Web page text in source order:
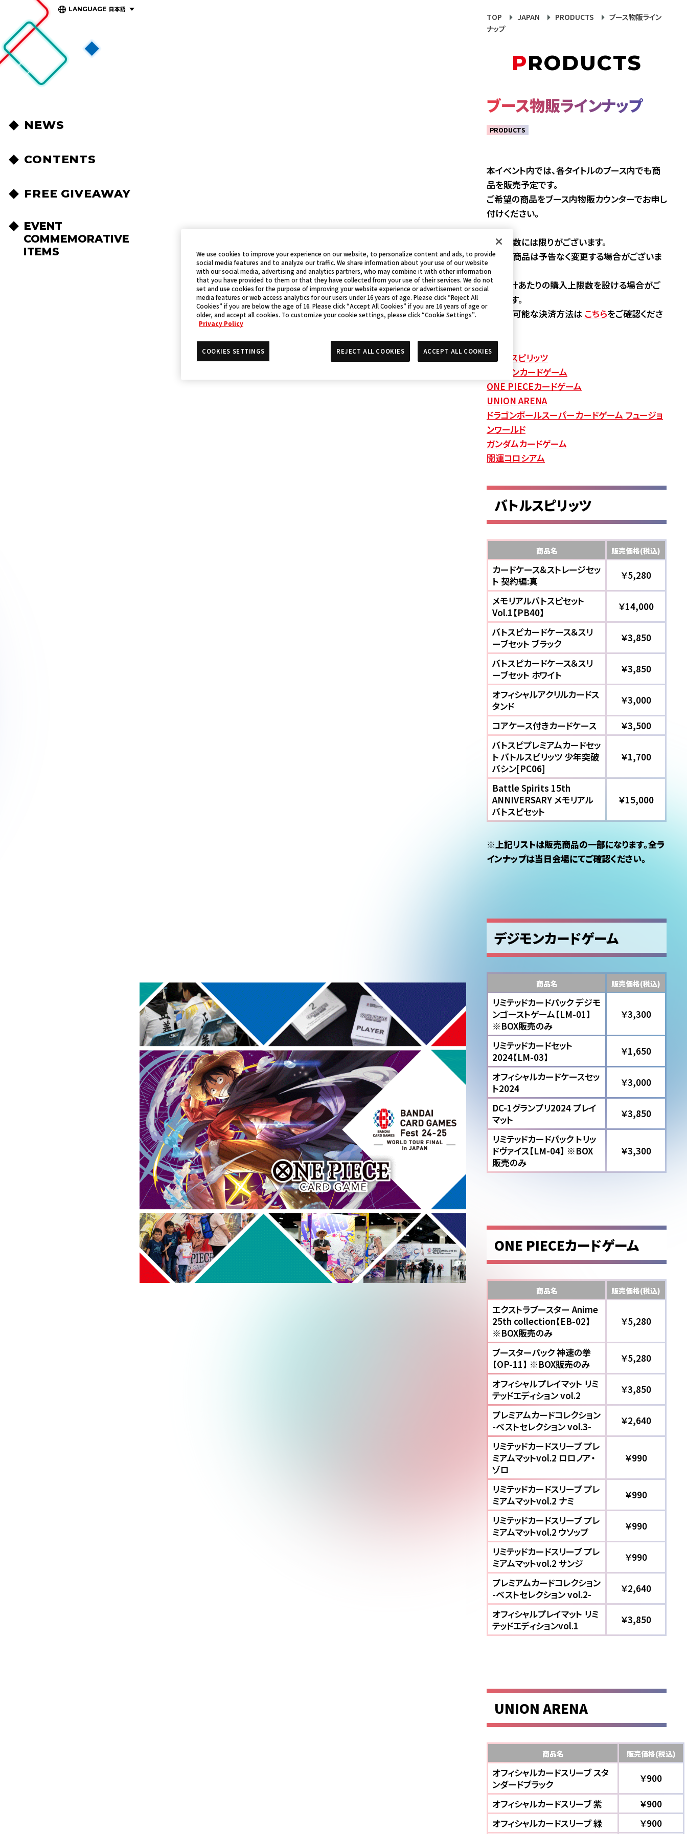
LANGUAGE 日本語
NEWS
CONTENTS
FREE GIVEAWAY
EVENT
COMMEMORATIVE
ITEMS
TOP JAPAN PRODUCTS
ブース物販ライン
ナップ
PRODUCTS
ブース物販ラインナップ
PRODUCTS
本イベント内では、各タイトルのブース内でも商
品を販売予定です。
ご希望の商品をブース内物販カウンターでお申し
付けください。
※準備数には限りがございます。
※販売商品は予告なく変更する場合がございま
す。
※1会計あたりの購入上限数を設ける場合がご
ざいます。
※使用可能な決済方法は こちらをご確認くださ
バトルスピリッツ
デジモンカードゲーム
ONE PIECEカードゲーム
UNION ARENA
ドラゴンボールスーパーカードゲーム フュージョ
ンワールド
ガンダムカードゲーム
開運コロシアム
バトルスピリッツ
商品名 販売価格(税込)
カードケース＆ストレージセッ
ト 契約編:真
￥5,280
メモリアルバトスピセット
Vol.1【PB40】
￥14,000
バトスピカードケース＆スリ
ーブセット ブラック
￥3,850
バトスピカードケース＆スリ
ーブセット ホワイト
￥3,850
オフィシャルアクリルカードス
タンド
￥3,000
コアケース付きカードケース
￥3,500
バトスピプレミアムカードセッ
ト バトルスピリッツ 少年突破
バシン[PC06]
￥1,700
Battle Spirits 15th
ANNIVERSARY メモリアル
バトスピセット
￥15,000
※上記リストは販売商品の一部になります。全ラ
インナップは当日会場にてご確認ください。
デジモンカードゲーム
商品名 販売価格(税込)
リミテッドカードパック デジモ
ンゴーストゲーム【LM-01】
※BOX販売のみ
￥3,300
リミテッドカードセット
2024【LM-03】
￥1,650
オフィシャルカードケースセッ
ト2024
￥3,000
DC-1グランプリ2024 プレイ
マット
￥3,850
リミテッドカードパック トリッ
ドヴァイス【LM-04】 ※BOX
販売のみ
￥3,300
ONE PIECEカードゲーム
商品名 販売価格(税込)
エクストラブースター Anime
25th collection【EB-02】
※BOX販売のみ
￥5,280
ブースターパック 神速の拳
【OP-11】 ※BOX販売のみ
￥5,280
オフィシャルプレイマット リミ
テッドエディション vol.2
￥3,850
プレミアムカードコレクション
-ベストセレクション vol.3-
￥2,640
リミテッドカードスリーブ プレ
ミアムマットvol.2 ロロノア・
ゾロ
￥990
リミテッドカードスリーブ プレ
ミアムマットvol.2 ナミ
￥990
リミテッドカードスリーブ プレ
ミアムマットvol.2 ウソップ
￥990
リミテッドカードスリーブ プレ
ミアムマットvol.2 サンジ
￥990
プレミアムカードコレクション
-ベストセレクション vol.2-
￥2,640
オフィシャルプレイマット リミ
テッドエディションvol.1
￥3,850
UNION ARENA
商品名 販売価格(税込)
オフィシャルカードスリーブ スタ
ンダードブラック
￥900
オフィシャルカードスリーブ 紫
￥900
オフィシャルカードスリーブ 緑
￥900
We use cookies to improve your experience on our website, to personalize content and ads, to provide
social media features and to analyze our traffic. We share information about your use of our website
with our social media, advertising and analytics partners, who may combine it with other information
that you have provided to them or that they have collected from your use of their services. We do not
set and use cookies for the purpose of improving your website experience or advertisement or social
media features or web access analytics for our users under 16 years of age. Please click “Reject All
Cookies” if you are below the age of 16. Please click “Accept All Cookies” if you are 16 years of age or
older, and accept all cookies. To customize your cookie settings, please click “Cookie Settings”.
Privacy Policy
COOKIES SETTINGS REJECT ALL COOKIES ACCEPT ALL COOKIES